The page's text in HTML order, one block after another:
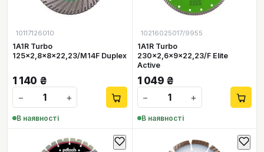
10117126010
1A1R Turbo
125x2,8x8x22,23/M14F Duplex
1 140 ₴
−
+
В наявності
10216025017/9955
1A1R Turbo
230x2,6x9x22,23/F Elite
Active
1 049 ₴
−
+
В наявності